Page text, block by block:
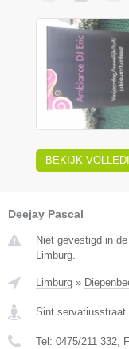
BEKIJK
Deejay Pascal
Niet gevestigd in
Limburg.
Limburg »
Sint servatiusstraat
Tel: 0475/211 332,